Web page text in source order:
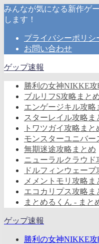
みんなが気になる新作ゲ
します！
プライバシーポリシ
お問い合わせ
ゲップ速報
勝利の女神NIKKE
ブルリフS攻略まと
エンゲージキル攻略
スターレイル攻略ま
トワツガイ攻略まと
モンスターユニバー
無期迷途攻略まとめ
ニューラルクラウド
ドルフィンウェーブ
メメントモリ攻略ま
エコカリプス攻略ま
まとめるくん - まと
ゲップ速報
勝利の女神NIKKE攻